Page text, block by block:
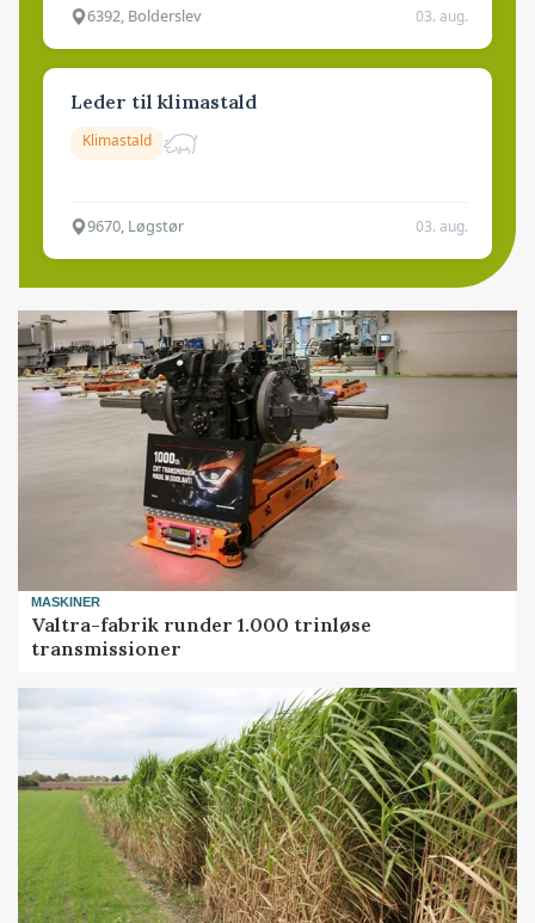
6392, Bolderslev 03. aug.
Leder til klimastald
Klimastald
9670, Løgstør 03. aug.
MASKINER
Valtra-fabrik runder 1.000 trinløse
transmissioner